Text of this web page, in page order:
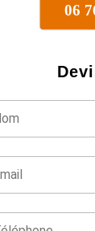
06